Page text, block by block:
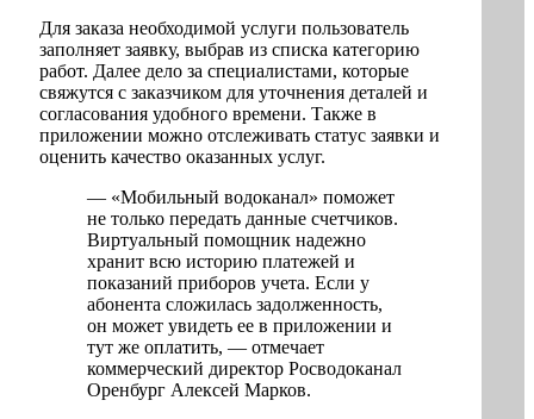
Для заказа необходимой услуги пользователь
заполняет заявку, выбрав из списка категорию
работ. Далее дело за специалистами, которые
свяжутся с заказчиком для уточнения деталей и
согласования удобного времени. Также в
приложении можно отслеживать статус заявки и
оценить качество оказанных услуг.
— «Мобильный водоканал» поможет
не только передать данные счетчиков.
Виртуальный помощник надежно
хранит всю историю платежей и
показаний приборов учета. Если у
абонента сложилась задолженность,
он может увидеть ее в приложении и
тут же оплатить, — отмечает
коммерческий директор Росводоканал
Оренбург Алексей Марков.